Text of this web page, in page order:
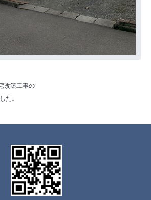
改築工事の
た。